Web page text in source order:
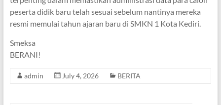
peserta didik baru telah sesuai sebelum nantinya mereka
resmi memulai tahun ajaran baru di SMKN 1 Kota Kediri.
Smeksa
BERANI!
admin July 4, 2026 BERITA